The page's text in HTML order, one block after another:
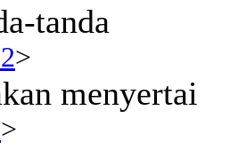
tanda
>
menyertai
>